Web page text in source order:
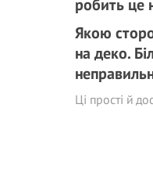
Якою
на деко.
Ці прості й